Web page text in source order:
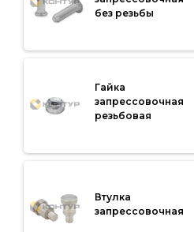
без резьбы
Гайка
запрессовочная
резьбовая
Втулка
запрессовочная